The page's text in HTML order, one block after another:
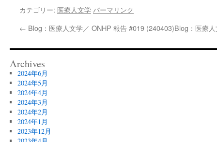
カテゴリー: 医療人文学パーマリンク
← Blog：医療人文学／ ONHP 報告 #019 (240403)Blog：医療
Archives
2024年6月
2024年5月
2024年4月
2024年3月
2024年2月
2024年1月
2023年12月